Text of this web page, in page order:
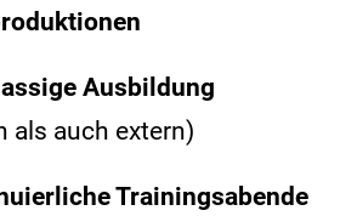
Ausbildung
als auch extern)
Trainingsabende